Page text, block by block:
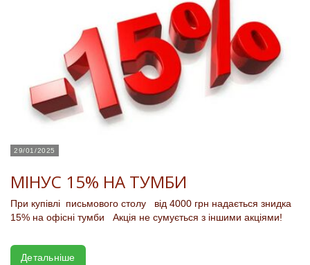
29/01/2025
МІНУС 15% НА ТУМБИ
При купівлі письмового столу від 4000 грн надається знидка
15% на офісні тумби Акція не сумується з іншими акціями!
Детальніше